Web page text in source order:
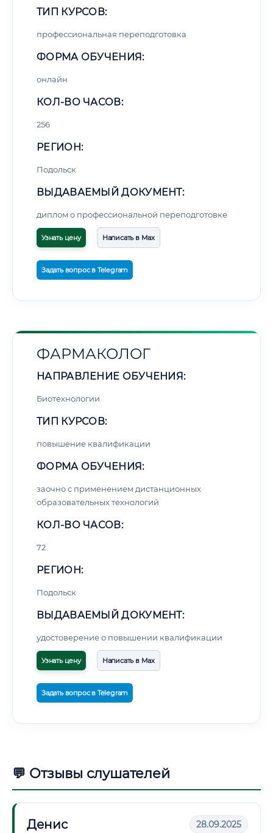
ТИП КУРСОВ:
профессиональная переподготовка
ФОРМА ОБУЧЕНИЯ:
онлайн
КОЛ-ВО ЧАСОВ:
256
РЕГИОН:
Подольск
ВЫДАВАЕМЫЙ ДОКУМЕНТ:
диплом о профессиональной переподготовке
Узнать цену Написать в Max
Задать вопрос в Telegram
ФАРМАКОЛОГ
НАПРАВЛЕНИЕ ОБУЧЕНИЯ:
Биотехнологии
ТИП КУРСОВ:
повышение квалификации
ФОРМА ОБУЧЕНИЯ:
заочно с применением дистанционных
образовательных технологий
КОЛ-ВО ЧАСОВ:
72
РЕГИОН:
Подольск
ВЫДАВАЕМЫЙ ДОКУМЕНТ:
удостоверение о повышении квалификации
Узнать цену Написать в Max
Задать вопрос в Telegram
💬 Отзывы слушателей
Денис 28.09.2025